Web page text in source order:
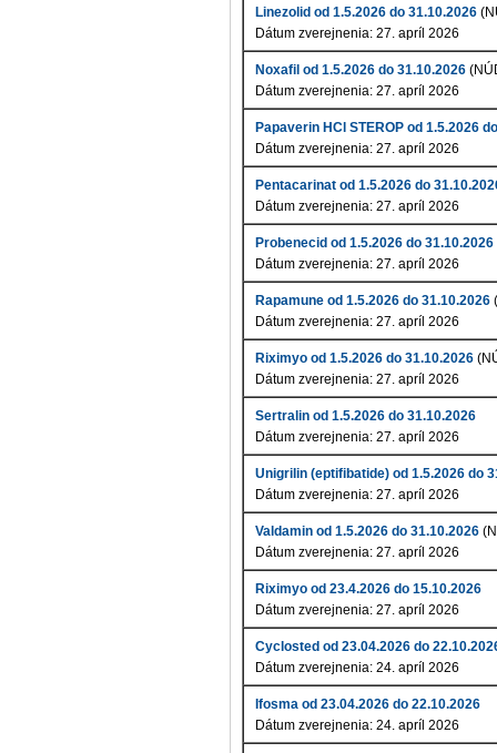
Linezolid od 1.5.2026 do 31.10.2026
Dátum zverejnenia: 27. apríl 2026
Noxafil od 1.5.2026 do 31.10.2026
Dátum zverejnenia: 27. apríl 2026
Papaverin HCl STEROP od 1.5.2026
Dátum zverejnenia: 27. apríl 2026
Pentacarinat od 1.5.2026 do
Dátum zverejnenia: 27. apríl 2026
Probenecid od 1.5.2026 do 31.10.2026
Dátum zverejnenia: 27. apríl 2026
Rapamune od 1.5.2026 do 31.10.2026
Dátum zverejnenia: 27. apríl 2026
Riximyo od 1.5.2026 do 31.10.2026
Dátum zverejnenia: 27. apríl 2026
Sertralin od 1.5.2026 do 31.10.2026
Dátum zverejnenia: 27. apríl 2026
Unigrilin (eptifibatide) od 1.5.2026 do
Dátum zverejnenia: 27. apríl 2026
Valdamin od 1.5.2026 do 31.10.2026
Dátum zverejnenia: 27. apríl 2026
Riximyo od 23.4.2026 do 15.10.2026
Dátum zverejnenia: 27. apríl 2026
Cyclosted od 23.04.2026 do
Dátum zverejnenia: 24. apríl 2026
Ifosma od 23.04.2026 do 22.10.2026
Dátum zverejnenia: 24. apríl 2026